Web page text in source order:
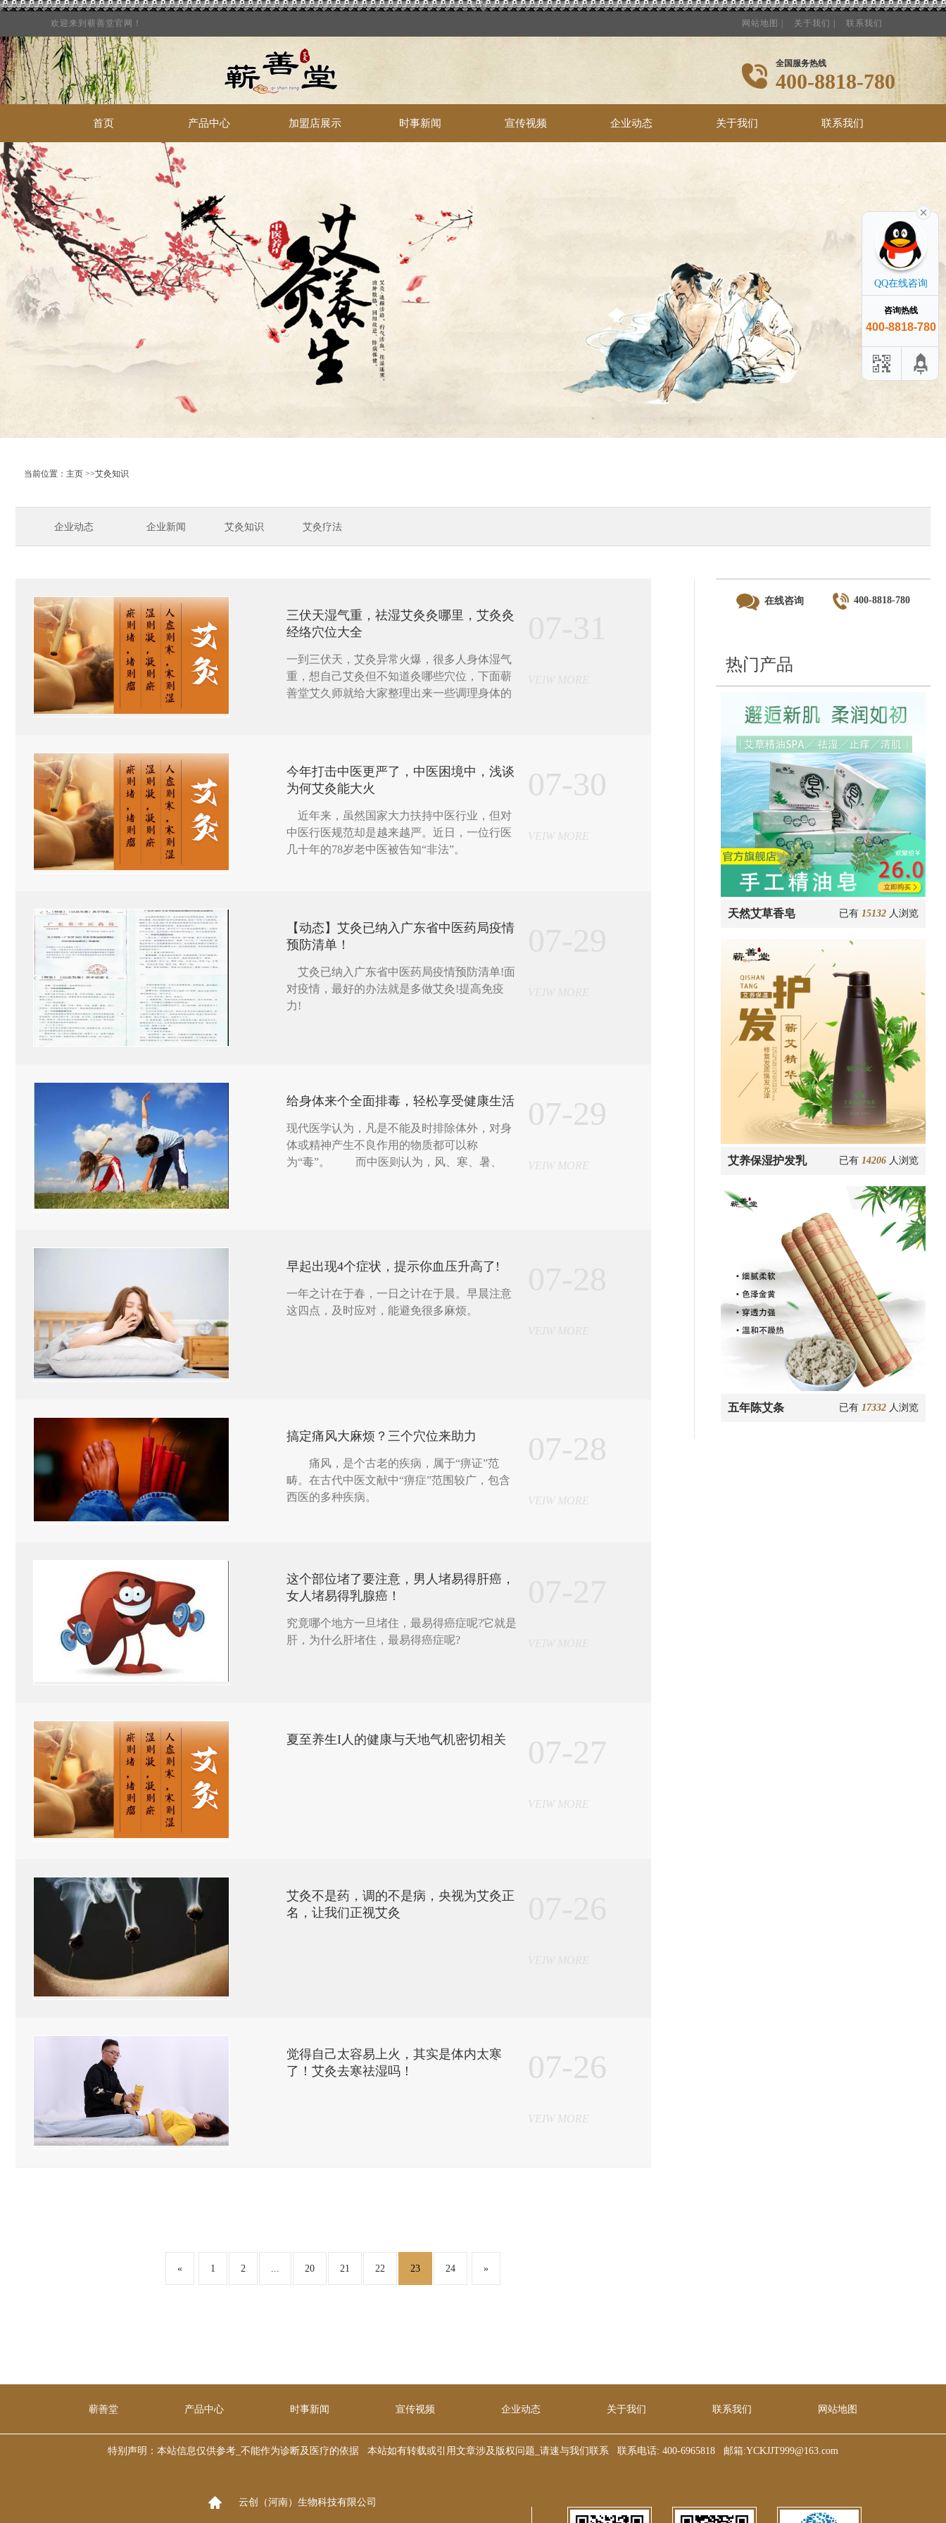
欢迎来到蕲善堂官网！ 网站地图 | 关于我们 | 联系我们
全国服务热线
400-8818-780
首页 产品中心 加盟店展示 时事新闻 宣传视频 企业动态 关于我们 联系我们
当前位置： 主页 >>艾灸知识
企业动态 企业新闻 艾灸知识 艾灸疗法
在线咨询 400-8818-780
热门产品
天然艾草香皂 已有 15132 人浏览
艾养保湿护发乳 已有 14206 人浏览
五年陈艾条 已有 17332 人浏览
三伏天湿气重，祛湿艾灸灸哪里，艾灸灸
经络穴位大全
一到三伏天，艾灸异常火爆，很多人身体湿气
重，想自己艾灸但不知道灸哪些穴位，下面蕲
善堂艾久师就给大家整理出来一些调理身体的
今年打击中医更严了，中医困境中，浅谈
为何艾灸能大火
近年来，虽然国家大力扶持中医行业，但对
中医行医规范却是越来越严。近日，一位行医
几十年的78岁老中医被告知“非法”。
07-30
VEIW MORE
【动态】艾灸已纳入广东省中医药局疫情
预防清单！
艾灸已纳入广东省中医药局疫情预防清单!面
对疫情，最好的办法就是多做艾灸!提高免疫
力!
给身体来个全面排毒，轻松享受健康生活
现代医学认为，凡是不能及时排除体外，对身
体或精神产生不良作用的物质都可以称
为“毒”。 而中医则认为，风、寒、暑、
07-29
VEIW MORE
早起出现4个症状，提示你血压升高了!
一年之计在于春，一日之计在于晨。早晨注意
这四点，及时应对，能避免很多麻烦。
搞定痛风大麻烦？三个穴位来助力
痛风，是个古老的疾病，属于“痹证”范
畴。在古代中医文献中“痹症”范围较广，包含
西医的多种疾病。
07-28
VEIW MORE
这个部位堵了要注意，男人堵易得肝癌，
女人堵易得乳腺癌！
究竟哪个地方一旦堵住，最易得癌症呢?它就是
肝，为什么肝堵住，最易得癌症呢?
夏至养生I人的健康与天地气机密切相关 07-27
VEIW MORE
艾灸不是药，调的不是病，央视为艾灸正
名，让我们正视艾灸
觉得自己太容易上火，其实是体内太寒
了！艾灸去寒祛湿吗！
07-26
VEIW MORE
« 1 2 ... 20 21 22 23 24 »
蕲善堂 产品中心 时事新闻 宣传视频 企业动态 关于我们 联系我们 网站地图
特别声明：本站信息仅供参考_不能作为诊断及医疗的依据 本站如有转载或引用文章涉及版权问题_请速与我们联系 联系电话: 400-6965818 邮箱:YCKJJT999@163.com
云创（河南）生物科技有限公司
QQ在线咨询
咨询热线
400-8818-780